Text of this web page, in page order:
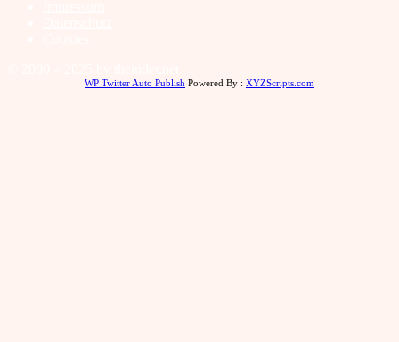
WP Twitter Auto Publish Powered By : XYZScripts.com